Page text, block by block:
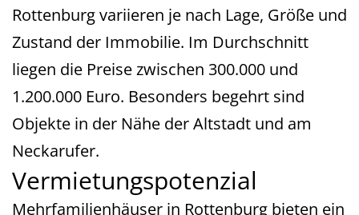
Rottenburg variieren je nach Lage, Größe und
Zustand der Immobilie. Im Durchschnitt
liegen die Preise zwischen 300.000 und
1.200.000 Euro. Besonders begehrt sind
Objekte in der Nähe der Altstadt und am
Neckarufer.
Vermietungspotenzial
Mehrfamilienhäuser in Rottenburg bieten ein